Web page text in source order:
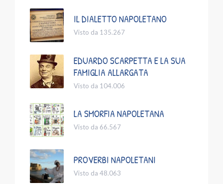
IL DIALETTO NAPOLETANO
Visto da 135.267
EDUARDO SCARPETTA E LA SUA
FAMIGLIA ALLARGATA
Visto da 104.006
LA SMORFIA NAPOLETANA
Visto da 66.567
PROVERBI NAPOLETANI
Visto da 48.063